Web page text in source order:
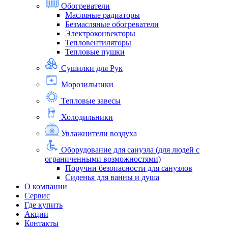
Обогреватели
Масляные радиаторы
Безмасляные обогреватели
Электроконвекторы
Тепловентиляторы
Тепловые пушки
Сушилки для Рук
Морозильники
Тепловые завесы
Холодильники
Увлажнители воздуха
Оборудование для санузла (для людей с
ограниченными возможностями)
Поручни безопасности для санузлов
Сиденья для ванны и душа
О компании
Сервис
Где купить
Акции
Контакты